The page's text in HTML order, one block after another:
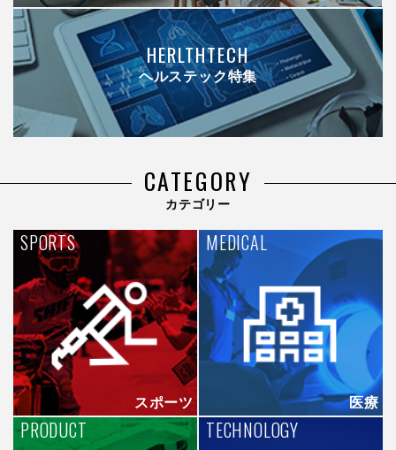
HERLTHTECH
ヘルステック特集
CATEGORY
カテゴリー
スポーツ
SPORTS
医療
MEDICAL
PRODUCT TECHNOLOGY